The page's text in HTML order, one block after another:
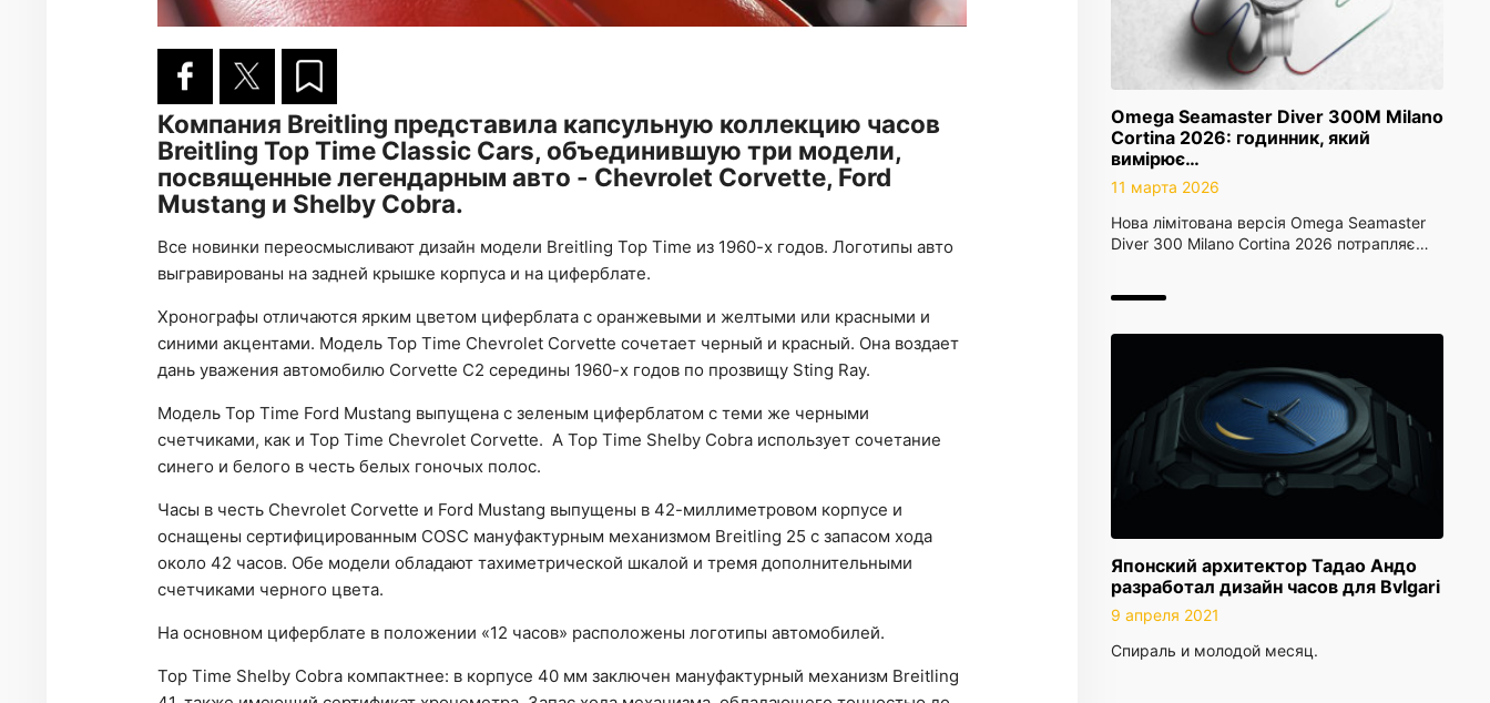
Omega Seamaster Diver 300M Milano
Cortina 2026: годинник, який
вимірює…
11 марта 2026
Нова лімітована версія Omega Seamaster
Diver 300 Milano Cortina 2026 потрапляє…
Японский архитектор Тадао Андо
разработал дизайн часов для Bvlgari
9 апреля 2021
Спираль и молодой месяц.
Компания Breitling представила капсульную коллекцию часов
Breitling Top Time Classic Cars, объединившую три модели,
посвященные легендарным авто - Chevrolet Corvette, Ford
Mustang и Shelby Cobra.
Все новинки переосмысливают дизайн модели Breitling Top Time из 1960-х годов. Логотипы авто
выгравированы на задней крышке корпуса и на циферблате.
Хронографы отличаются ярким цветом циферблата с оранжевыми и желтыми или красными и
синими акцентами. Модель Top Time Chevrolet Corvette сочетает черный и красный. Она воздает
дань уважения автомобилю Corvette C2 середины 1960-х годов по прозвищу Sting Ray.
Модель Top Time Ford Mustang выпущена с зеленым циферблатом с теми же черными
счетчиками, как и Top Time Chevrolet Corvette. А Top Time Shelby Cobra использует сочетание
синего и белого в честь белых гоночых полос.
Часы в честь Chevrolet Corvette и Ford Mustang выпущены в 42-миллиметровом корпусе и
оснащены сертифицированным COSC мануфактурным механизмом Breitling 25 с запасом хода
около 42 часов. Обе модели обладают тахиметрической шкалой и тремя дополнительными
счетчиками черного цвета.
На основном циферблате в положении «12 часов» расположены логотипы автомобилей.
Top Time Shelby Cobra компактнее: в корпусе 40 мм заключен мануфактурный механизм Breitling